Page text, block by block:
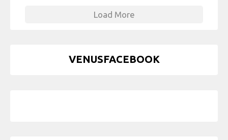
Load More
VENUSFACEBOOK